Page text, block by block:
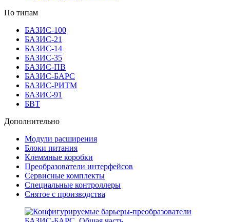
По типам
БАЗИС-100
БАЗИС-21
БАЗИС-14
БАЗИС-35
БАЗИС-ПВ
БАЗИС-БАРС
БАЗИС-РИТМ
БАЗИС-91
БВТ
Дополнительно
Модули расширения
Блоки питания
Клеммные коробки
Преобразователи интерфейсов
Сервисные комплекты
Специальные контроллеры
Снятое с производства